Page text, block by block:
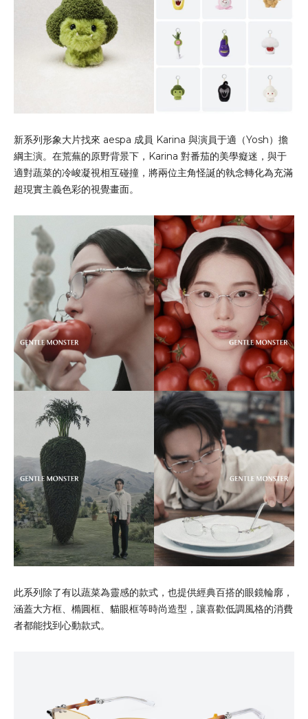
新系列形象大片找來 aespa 成員 Karina 與演員于適（Yosh）擔
綱主演。在荒蕪的原野背景下，Karina 對番茄的美學癡迷，與于
適對蔬菜的冷峻凝視相互碰撞，將兩位主角怪誕的執念轉化為充滿
超現實主義色彩的視覺畫面。
此系列除了有以蔬菜為靈感的款式，也提供經典百搭的眼鏡輪廓，
涵蓋大方框、橢圓框、貓眼框等時尚造型，讓喜歡低調風格的消費
者都能找到心動款式。